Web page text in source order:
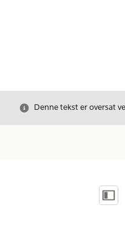
LukDenne tekst er oversat
Vis